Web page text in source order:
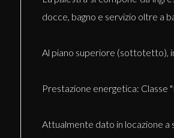
docce, bagno e servizio oltre a
Al piano superiore (sottotetto),
Prestazione energetica: Classe
Attualmente dato in locazione a